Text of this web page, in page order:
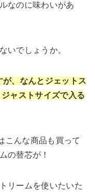
なのに味わいがあ
いでしょうか。
、なんとジェットス
ャストサイズで入る
こんな商品も買って
の替芯が！
リームを使いたいた